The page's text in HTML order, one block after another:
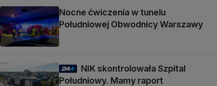
Nocne ćwiczenia w tunelu
Południowej Obwodnicy Warszawy
NIK skontrolowała Szpital
Południowy. Mamy raport